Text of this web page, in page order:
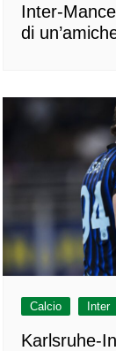
Inter-
di
Calcio Inter
Karlsruhe-